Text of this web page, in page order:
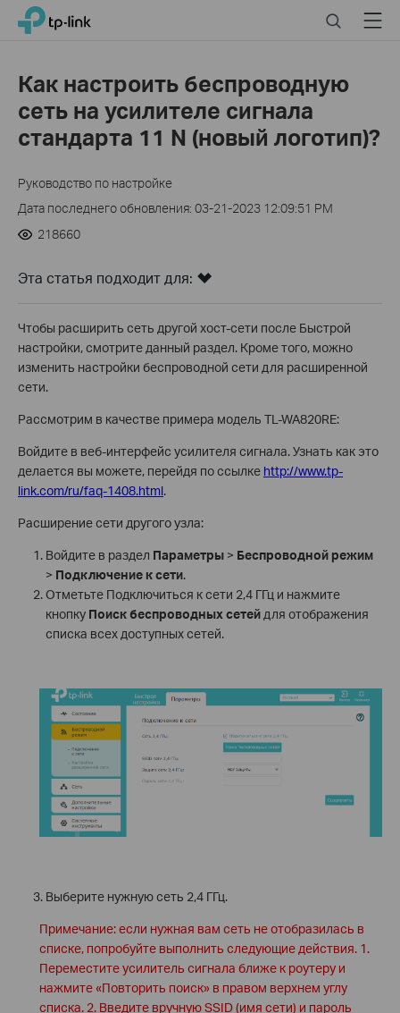
Click
navigation
TP-Link, Reliably Smart SearchMenu
Как настроить беспроводную
сеть на усилителе сигнала
стандарта 11 N (новый логотип)?
Руководство по настройке
Дата последнего обновления: 03-21-2023 12:09:51 PM
218660
Эта статья подходит для:
Чтобы расширить сеть другой хост-сети после Быстрой
настройки, смотрите данный раздел. Кроме того, можно
изменить настройки беспроводной сети для расширенной
сети.
Рассмотрим в качестве примера модель TL-WA820RE:
Войдите в веб-интерфейс усилителя сигнала. Узнать как это
делается вы можете, перейдя по ссылке http://www.tp-
link.com/ru/faq-1408.html.
Расширение сети другого узла:
Войдите в раздел Параметры> Беспроводной режим
> Подключение к сети.
Отметьте Подключиться к сети 2,4 ГГц и нажмите
кнопку Поиск беспроводных сетейдля отображения
списка всех доступных сетей.
Выберите нужную сеть 2,4 ГГц.
Примечание: если нужная вам сеть не отобразилась в
списке, попробуйте выполнить следующие действия. 1.
Переместите усилитель сигнала ближе к роутеру и
нажмите «Повторить поиск» в правом верхнем углу
списка. 2. Введите вручную SSID (имя сети) и пароль